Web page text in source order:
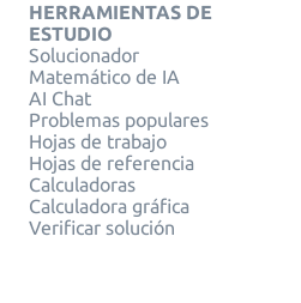
HERRAMIENTAS DE
ESTUDIO
Solucionador
Matemático de IA
AI Chat
Problemas populares
Hojas de trabajo
Hojas de referencia
Calculadoras
Calculadora gráfica
Verificar solución